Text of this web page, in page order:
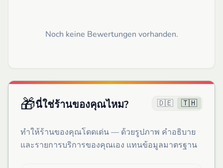
Noch keine Bewertungen vorhanden.
🎁นี่ใช่ร้านของคุณไหม? 🇩🇪 🇹🇭
ทำให้ร้านของคุณโดดเด่น — ด้วยรูปภาพ คำอธิบาย
และรายการบริการของคุณเอง แทนข้อมูลมาตรฐาน